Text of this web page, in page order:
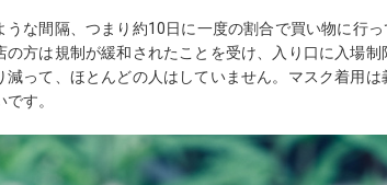
な間隔、つまり約10日に一度の割合で買い物に行っ
方は規制が緩和されたことを受け、入り口に入場制
って、ほとんどの人はしていません。マスク着用は
す。